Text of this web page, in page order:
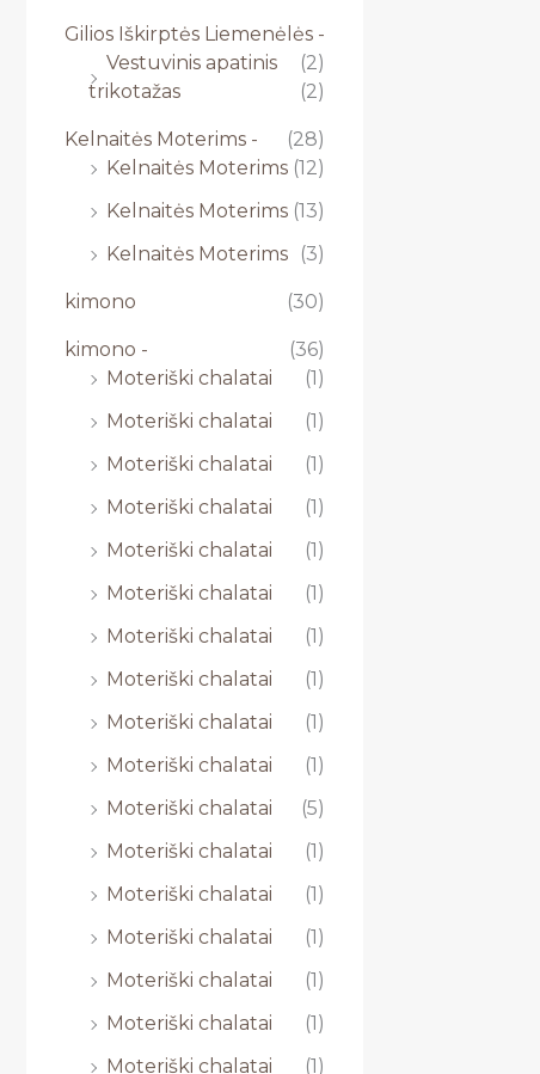
Gilios Iškirptės Liemenėlės -
(2)
Vestuvinis apatinis
trikotažas
(2)
Kelnaitės Moterims -
(28)
Kelnaitės Moterims (12)
Kelnaitės Moterims (13)
Kelnaitės Moterims
(3)
kimono (30)
kimono -
(36)
Moteriški chalatai
(1)
Moteriški chalatai
(1)
Moteriški chalatai
(1)
Moteriški chalatai
(1)
Moteriški chalatai
(1)
Moteriški chalatai
(1)
Moteriški chalatai
(1)
Moteriški chalatai
(1)
Moteriški chalatai
(1)
Moteriški chalatai
(1)
Moteriški chalatai
(5)
Moteriški chalatai
(1)
Moteriški chalatai
(1)
Moteriški chalatai
(1)
Moteriški chalatai
(1)
Moteriški chalatai
(1)
Moteriški chalatai
(1)